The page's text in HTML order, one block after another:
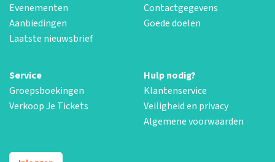
Evenementen
Aanbiedingen
Laatste nieuwsbrief
Contactgegevens
Goede doelen
Service
Groepsboekingen
Verkoop Je Tickets
Hulp nodig?
Klantenservice
Veiligheid en privacy
Algemene voorwaarden